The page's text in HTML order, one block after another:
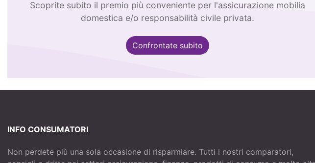
Scoprite subito il premio più conveniente per l'assicurazione mobilia
domestica e/o responsabilità civile privata.
Confrontate subito
INFO CONSUMATORI
Non perdete più una sola occasione di risparmiare. Tutti i nostri comparatori,